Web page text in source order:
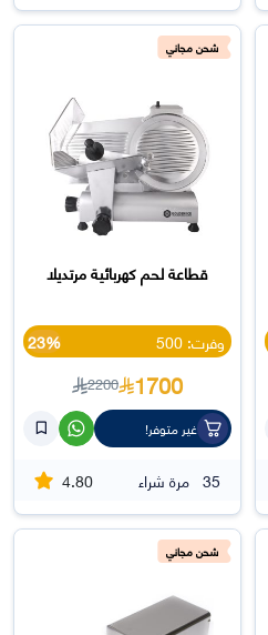
شحن مجاني
قطاعة لحم كهربائية مرتديلا
وفرت: 500 23%
1700
2200
غير متوفر!
35 مرة شراء 4.80
شحن مجاني